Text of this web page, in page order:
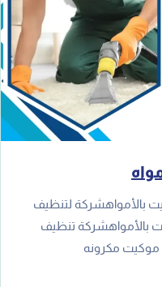
بالأمواهشركة لتنظيف
بالأمواهشركة تنظيف
مكرونه